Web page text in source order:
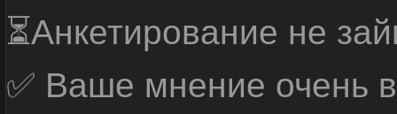
⏳Анкетирование не
✅ Ваше мнение очень